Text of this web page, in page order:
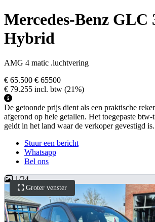
Mercedes-Benz GLC
Hybrid
AMG 4 matic .luchtvering
€ 65.500 € 65500
€ 79.255 incl. btw (21%)
De getoonde prijs dient als een praktische
afgerond op hele getallen. Het toegepaste
geldt in het land waar de verkoper gevestigd is.
Stuur een bericht
Whatsapp
Bel ons
Groter venster
1/24